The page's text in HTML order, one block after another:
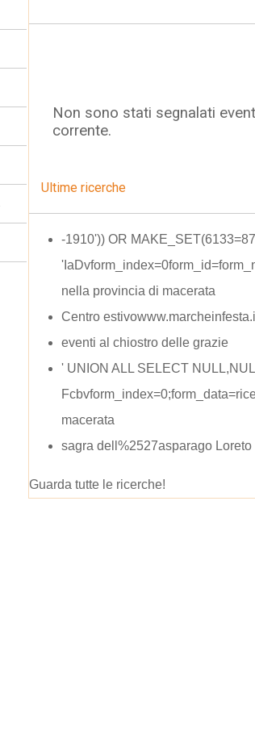
Non sono stati segnalati
corrente.
Ultime ricerche
-1910')) OR
nella provincia di macerata
Centro
eventi al chiostro delle grazie
' UNION ALL SELECT
macerata
sagra dell%2527asparago Loreto
Guarda tutte le ricerche!